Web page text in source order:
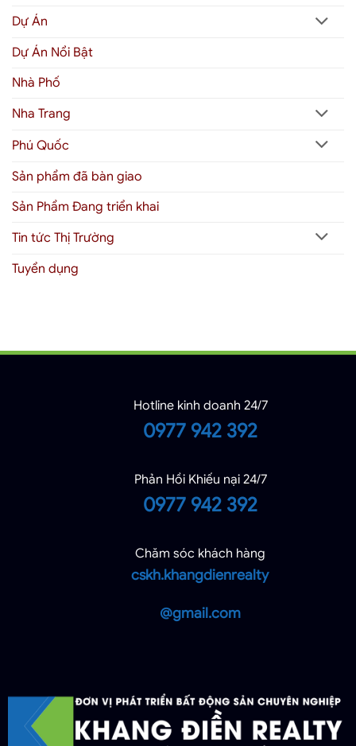
Dự Án
Dự Án Nổi Bật
Nhà Phố
Nha Trang
Phú Quốc
Sản phẩm đã bàn giao
Sản Phẩm Đang triển khai
Tin tức Thị Trường
Tuyển dụng
Hotline kinh doanh 24/7
0977 942 392
Phản Hồi Khiếu nại 24/7
0977 942 392
Chăm sóc khách hàng
cskh.khangdienrealty
@gmail.com